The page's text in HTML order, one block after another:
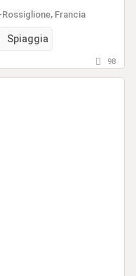
Francia
Spiaggia
98